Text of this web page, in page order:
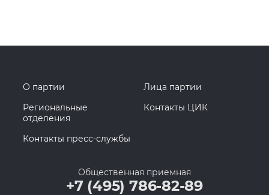
О партии
Лица партии
Региональные
отделения
Контакты ЦИК
Контакты пресс-службы
Общественная приемная
+7 (495) 786-82-89